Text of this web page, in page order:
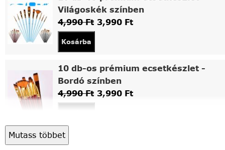
Világoskék színben
4,990Ft 3,990 Ft
Kosárba
10 db-os prémium ecsetkészlet -
Bordó színben
4,990Ft 3,990 Ft
Asztali fa festőállvány
Mutass többet